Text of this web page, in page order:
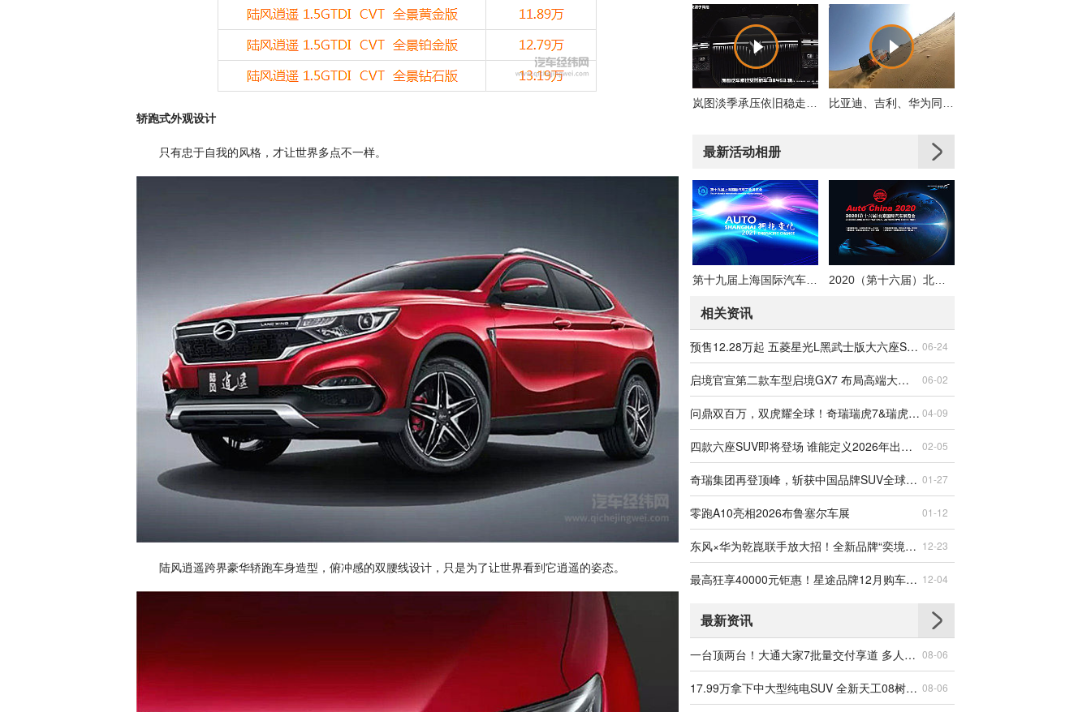
轿跑式外观设计
只有忠于自我的风格，才让世界多点不一样。
陆风逍遥跨界豪华轿跑车身造型，俯冲感的双腰线设计，只是为了让世界看到它逍遥的姿态。
岚图淡季承压依旧稳走，累计交付同比增31% 比亚迪、吉利、华为同时押注，轻越野是真机会还是伪风口？
最新活动相册
第十九届上海国际汽车工业展览会 2020（第十六届）北京国际汽车展览会
相关资讯
预售12.28万起 五菱星光L黑武士版大六座SUV外观正式公布 06-24
启境官宣第二款车型启境GX7 布局高端大五座SUV赛道 06-02
问鼎双百万，双虎耀全球！奇瑞瑞虎7&瑞虎5新品全球上市 04-09
四款六座SUV即将登场 谁能定义2026年出行新标准？ 02-05
奇瑞集团再登顶峰，斩获中国品牌SUV全球销量第一 01-27
零跑A10亮相2026布鲁塞尔车展 01-12
东风×华为乾崑联手放大招！全新品牌“奕境”首台样车下线 12-23
最高狂享40000元钜惠！星途品牌12月购车盛宴 12-04
最新资讯
一台顶两台！大通大家7批量交付享道 多人出行有了新选择 08-06
17.99万拿下中大型纯电SUV 全新天工08树立新标杆 08-06